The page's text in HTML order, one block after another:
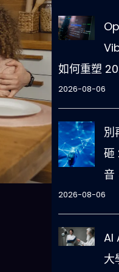
如何重塑
2026-08-06
別
砸
音
2026-08-06
AI
大